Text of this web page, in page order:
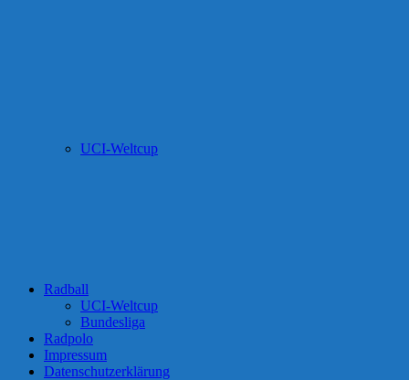
UCI-Weltcup
Radball
UCI-Weltcup
Bundesliga
Radpolo
Impressum
Datenschutzerklärung